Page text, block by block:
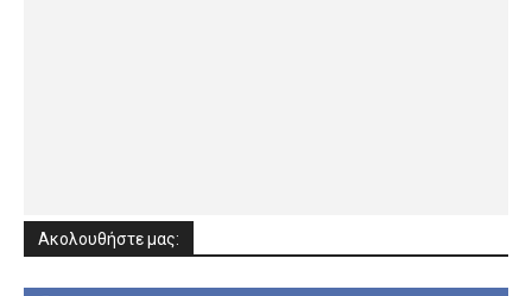
Ακολουθήστε μας: